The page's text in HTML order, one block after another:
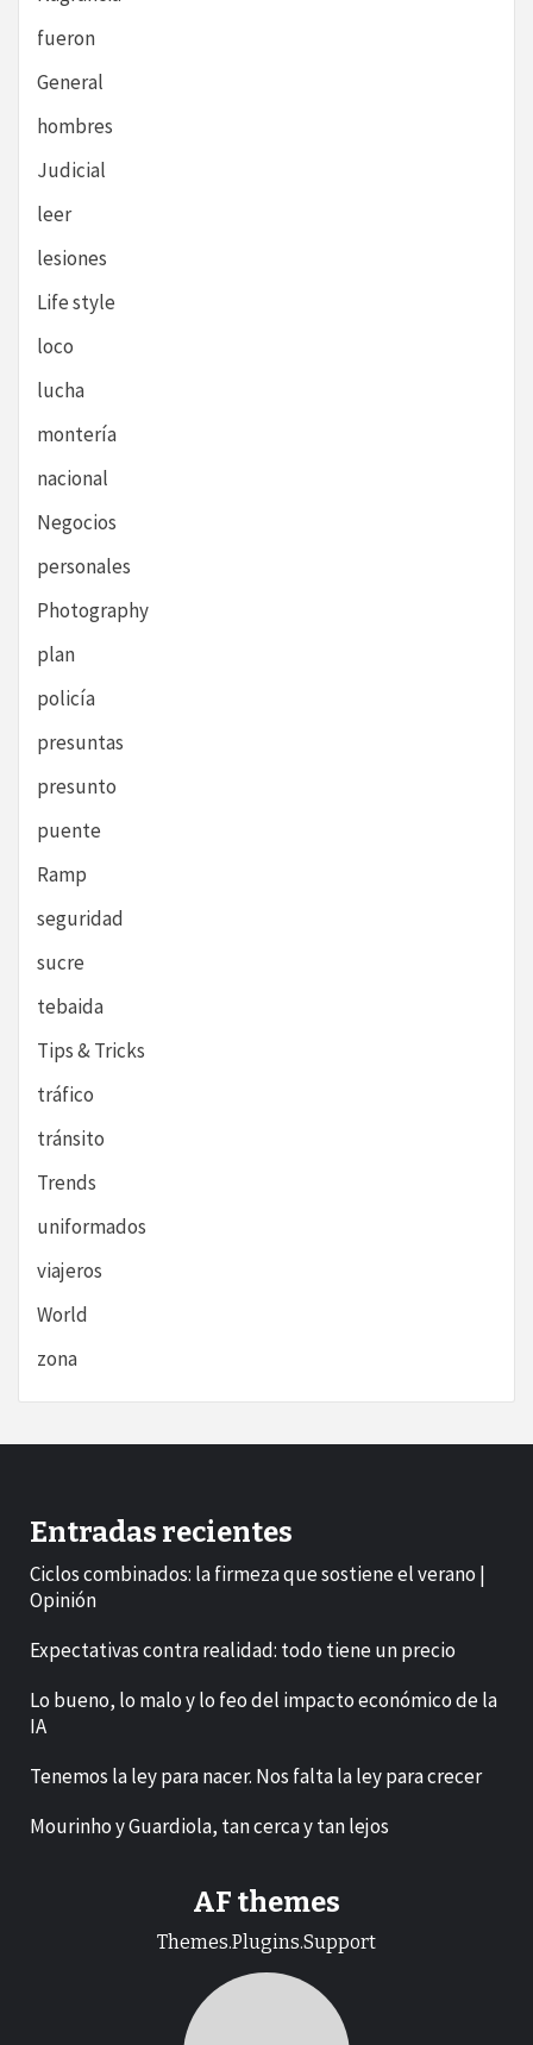
fueron
General
hombres
Judicial
leer
lesiones
Life style
loco
lucha
montería
nacional
Negocios
personales
Photography
plan
policía
presuntas
presunto
puente
Ramp
seguridad
sucre
tebaida
Tips & Tricks
tráfico
tránsito
Trends
uniformados
viajeros
World
zona
Entradas recientes
Ciclos combinados: la firmeza que sostiene el verano |
Opinión
Expectativas contra realidad: todo tiene un precio
Lo bueno, lo malo y lo feo del impacto económico de la
IA
Tenemos la ley para nacer. Nos falta la ley para crecer
Mourinho y Guardiola, tan cerca y tan lejos
AF themes
Themes.Plugins.Support